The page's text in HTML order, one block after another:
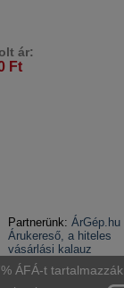
ár:
Ft
Partnerünk:ÁrGép.hu
Árukereső, a hiteles
vásárlási kalauz
ÁFÁ-t tartalmazzák.